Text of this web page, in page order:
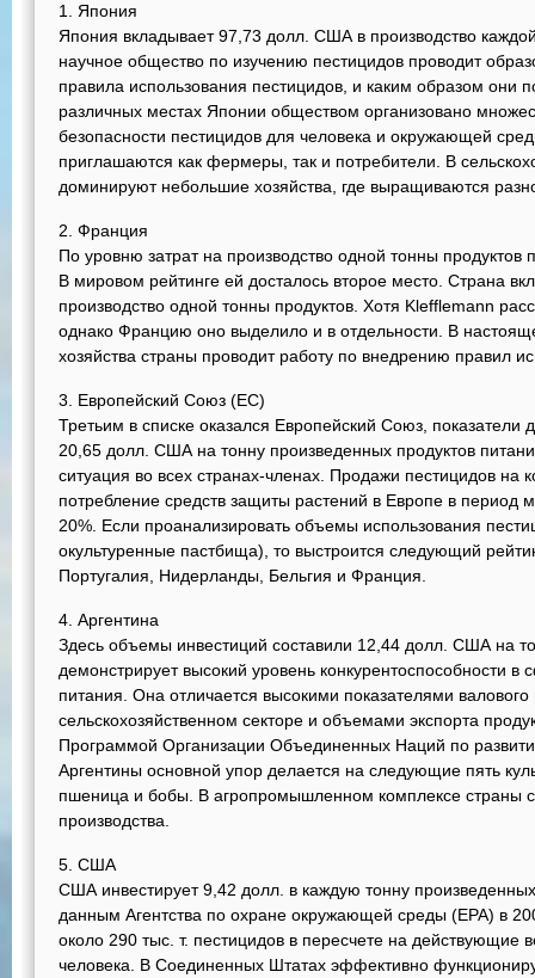
1. Япония
Япония вкладывает 97,73 долл. США в производство
научное общество по изучению пестицидов проводит
правила использования пестицидов, и каким образом они
различных местах Японии обществом организовано
безопасности пестицидов для человека и окружающей
приглашаются как фермеры, так и потребители. В
доминируют небольшие хозяйства, где выращиваются
2. Франция
По уровню затрат на производство одной тонны
В мировом рейтинге ей досталось второе место. Страна
производство одной тонны продуктов. Хотя Klefflemann
однако Францию оно выделило и в отдельности. В
хозяйства страны проводит работу по внедрению правил
3. Европейский Союз (ЕС)
Третьим в списке оказался Европейский Союз, показатели
20,65 долл. США на тонну произведенных продуктов
ситуация во всех странах-членах. Продажи пестицидов на
потребление средств защиты растений в Европе в период
20%. Если проанализировать объемы использования
окультуренные пастбища), то выстроится следующий
Португалия, Нидерланды, Бельгия и Франция.
4. Аргентина
Здесь объемы инвестиций составили 12,44 долл. США на
демонстрирует высокий уровень конкурентоспособности в
питания. Она отличается высокими показателями валового
сельскохозяйственном секторе и объемами экспорта
Программой Организации Объединенных Наций по
Аргентины основной упор делается на следующие пять
пшеница и бобы. В агропромышленном комплексе страны
производства.
5. США
США инвестирует 9,42 долл. в каждую тонну
данным Агентства по охране окружающей среды (EPA) в
около 290 тыс. т. пестицидов в пересчете на действующие
человека. В Соединенных Штатах эффективно